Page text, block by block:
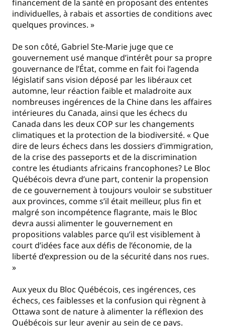
financement de la santé en proposant des ententes
individuelles, à rabais et assorties de conditions avec
quelques provinces. »
De son côté, Gabriel Ste-Marie juge que ce
gouvernement usé manque d’intérêt pour sa propre
gouvernance de l’État, comme en fait foi l’agenda
législatif sans vision déposé par les libéraux cet
automne, leur réaction faible et maladroite aux
nombreuses ingérences de la Chine dans les affaires
intérieures du Canada, ainsi que les échecs du
Canada dans les deux COP sur les changements
climatiques et la protection de la biodiversité. « Que
dire de leurs échecs dans les dossiers d’immigration,
de la crise des passeports et de la discrimination
contre les étudiants africains francophones? Le Bloc
Québécois devra d’une part, contenir la propension
de ce gouvernement à toujours vouloir se substituer
aux provinces, comme s’il était meilleur, plus fin et
malgré son incompétence flagrante, mais le Bloc
devra aussi alimenter le gouvernement en
propositions valables parce qu’il est visiblement à
court d’idées face aux défis de l’économie, de la
liberté d’expression ou de la sécurité dans nos rues.
»
Aux yeux du Bloc Québécois, ces ingérences, ces
échecs, ces faiblesses et la confusion qui règnent à
Ottawa sont de nature à alimenter la réflexion des
Québécois sur leur avenir au sein de ce pays.